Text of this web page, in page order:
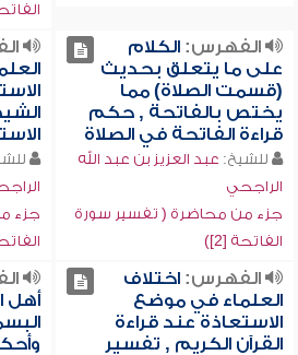
الفهرس:الكلام
على ما يتعلق بحديث
(قسمت الصلاة) مما
يختص بالفاتحة , حكم
قراءة الفاتحة في الصلاة
للشيخ: عبد العزيز بن عبد الله
الراجحي
جزء من محاضرة ( تفسير سورة
الفاتحة [2])
جزء
الفهرس:اختلاف
العلماء في موضع
الاستعاذة عند قراءة
القرآن الكريم , تفسير
أهل